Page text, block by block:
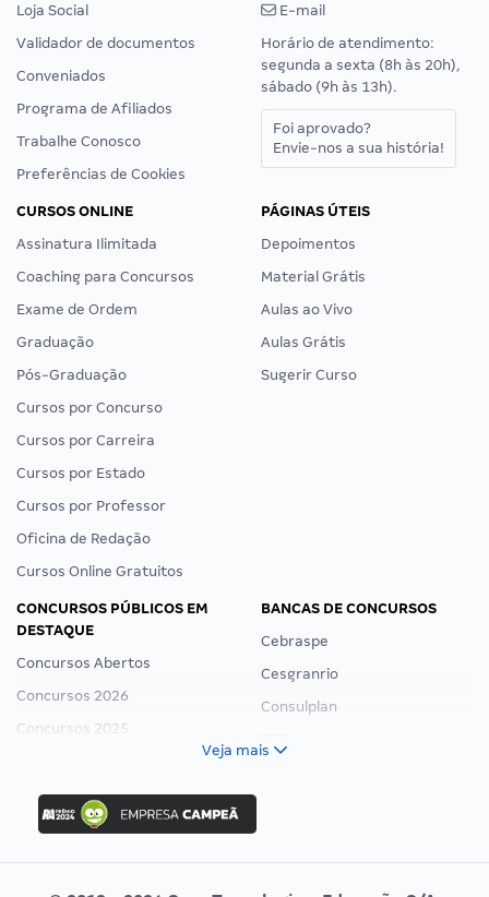
Loja Social
Validador de documentos
Conveniados
Programa de Afiliados
Trabalhe Conosco
Preferências de Cookies
E-mail
Horário de atendimento:
segunda a sexta (8h às 20h),
sábado (9h às 13h).
Foi aprovado?
Envie-nos a sua história!
CURSOS ONLINE
Assinatura Ilimitada
Coaching para Concursos
Exame de Ordem
Graduação
Pós-Graduação
Cursos por Concurso
Cursos por Carreira
Cursos por Estado
Cursos por Professor
Oficina de Redação
Cursos Online Gratuitos
PÁGINAS ÚTEIS
Depoimentos
Material Grátis
Aulas ao Vivo
Aulas Grátis
Sugerir Curso
CONCURSOS PÚBLICOS EM
DESTAQUE
Concursos Abertos
Concursos 2026
Concursos 2025
Concurso Ibama
Concurso MPU
Editais publicados
BANCAS DE CONCURSOS
Cebraspe
Cesgranrio
Consulplan
Veja mais